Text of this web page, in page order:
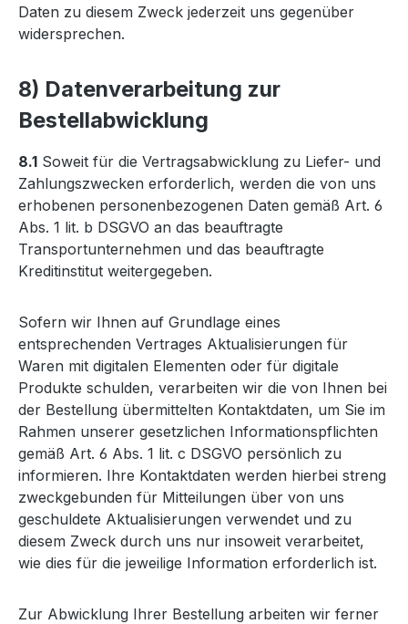
Daten zu diesem Zweck jederzeit uns gegenüber
widersprechen.
8) Datenverarbeitung zur
Bestellabwicklung
8.1 Soweit für die Vertragsabwicklung zu Liefer- und
Zahlungszwecken erforderlich, werden die von uns
erhobenen personenbezogenen Daten gemäß Art. 6
Abs. 1 lit. b DSGVO an das beauftragte
Transportunternehmen und das beauftragte
Kreditinstitut weitergegeben.
Sofern wir Ihnen auf Grundlage eines
entsprechenden Vertrages Aktualisierungen für
Waren mit digitalen Elementen oder für digitale
Produkte schulden, verarbeiten wir die von Ihnen bei
der Bestellung übermittelten Kontaktdaten, um Sie im
Rahmen unserer gesetzlichen Informationspflichten
gemäß Art. 6 Abs. 1 lit. c DSGVO persönlich zu
informieren. Ihre Kontaktdaten werden hierbei streng
zweckgebunden für Mitteilungen über von uns
geschuldete Aktualisierungen verwendet und zu
diesem Zweck durch uns nur insoweit verarbeitet,
wie dies für die jeweilige Information erforderlich ist.
Zur Abwicklung Ihrer Bestellung arbeiten wir ferner